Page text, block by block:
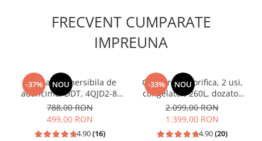
FRECVENT CUMPARATE
IMPREUNA
-37% NOU
Pompa submersibila de
adancime, DDT, 4QJD2-8,
1500 W, 8 turbine, Inox,
cablu 25m
788,00 RON
499,00 RON
4.90(16)
-33% NOU
Combina frigorifica, 2 usi,
congelator, 260L, dozator
de apa, Inox, SAMUS
2.099,00 RON
1.399,00 RON
4.90(20)